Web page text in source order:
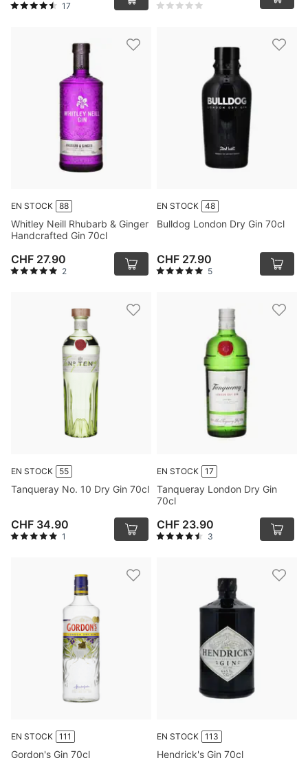
17
EN STOCK 88
Whitley Neill Rhubarb & Ginger
Handcrafted Gin 70cl
CHF 27.90
2
EN STOCK 48
Bulldog London Dry Gin 70cl
CHF 27.90
5
EN STOCK 55
Tanqueray No. 10 Dry Gin 70cl
CHF 34.90
1
EN STOCK 17
Tanqueray London Dry Gin
70cl
CHF 23.90
3
EN STOCK 111
Gordon's Gin 70cl
EN STOCK 113
Hendrick's Gin 70cl